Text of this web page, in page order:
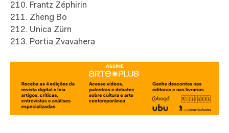
210. Frantz Zéphirin
211. Zheng Bo
212. Unica Zürn
213. Portia Zvavahera